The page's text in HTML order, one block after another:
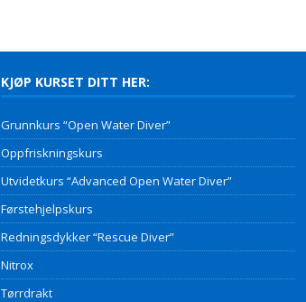
KJØP KURSET DITT HER:
Grunnkurs “Open Water Diver”
Oppfriskningskurs
Utvidetkurs “Advanced Open Water Diver”
Førstehjelpskurs
Redningsdykker “Rescue Diver”
Nitrox
Tørrdrakt